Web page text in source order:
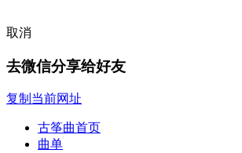
取消
去微信分享给好友
复制当前网址
古筝曲首页
曲单